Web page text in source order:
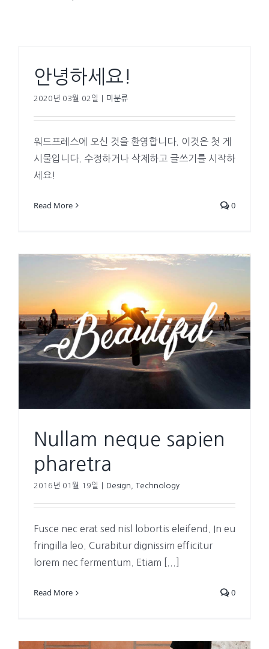
안녕하세요!
2020년 03월 02일 미분류
워드프레스에 오신 것을 환영합니다. 이것은 첫 게
시물입니다. 수정하거나 삭제하고 글쓰기를 시작하
세요!
Read More 0
Nullam neque sapien
pharetra
2016년 01월 19일 Design Technology
Fusce nec erat sed nisl lobortis eleifend. In eu
fringilla leo. Curabitur dignissim efficitur
lorem nec fermentum. Etiam [...]
Read More 0